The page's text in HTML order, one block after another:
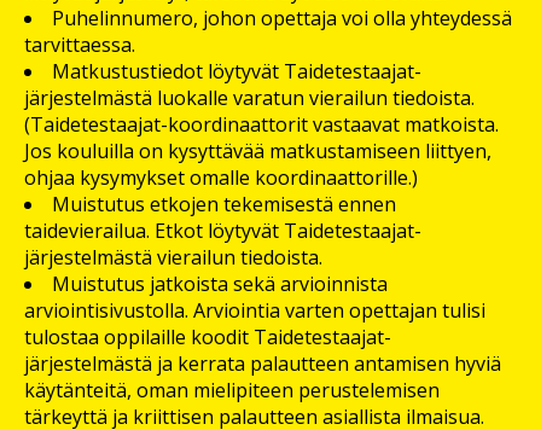
Puhelinnumero, johon opettaja voi olla yhteydessä
tarvittaessa.
Matkustustiedot löytyvät Taidetestaajat-
järjestelmästä luokalle varatun vierailun tiedoista.
(Taidetestaajat-koordinaattorit vastaavat matkoista.
Jos kouluilla on kysyttävää matkustamiseen liittyen,
ohjaa kysymykset omalle koordinaattorille.)
Muistutus etkojen tekemisestä ennen
taidevierailua. Etkot löytyvät Taidetestaajat-
järjestelmästä vierailun tiedoista.
Muistutus jatkoista sekä arvioinnista
arviointisivustolla. Arviointia varten opettajan tulisi
tulostaa oppilaille koodit Taidetestaajat-
järjestelmästä ja kerrata palautteen antamisen hyviä
käytänteitä, oman mielipiteen perustelemisen
tärkeyttä ja kriittisen palautteen asiallista ilmaisua.